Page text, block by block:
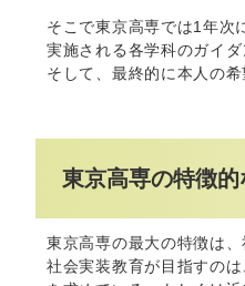
そこで東京高専では1年次
実施される各学科のガイ
そして、最終的に本人の
東京高専の特徴的
東京高専の最大の特徴は
社会実装教育が目指すの